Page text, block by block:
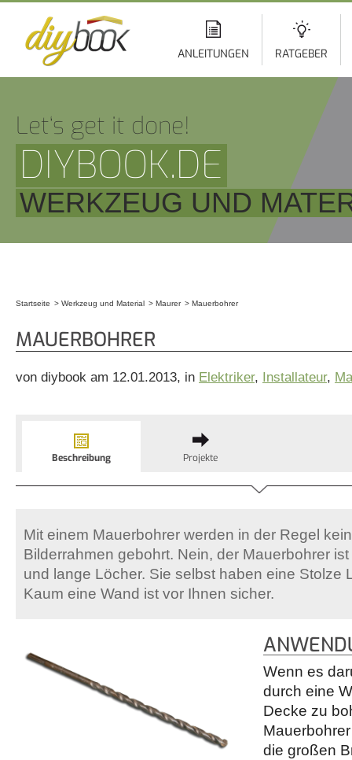
ANLEITUNGEN RATGEBER
Let‘s get it done!
DIYBOOK.DE
WERKZEUG UND
Startseite Werkzeug und Material Maurer Mauerbohrer
MAUERBOHRER
von diybook am 12.01.2013, in Elektriker, Installateur,
Beschreibung Projekte
Mit einem Mauerbohrer werden in der Regel
Bilderrahmen gebohrt. Nein, der Mauerbohrer
und lange Löcher. Sie selbst haben eine Stolze
Kaum eine Wand ist vor Ihnen sicher.
Wenn es
durch eine
Decke zu
die großen